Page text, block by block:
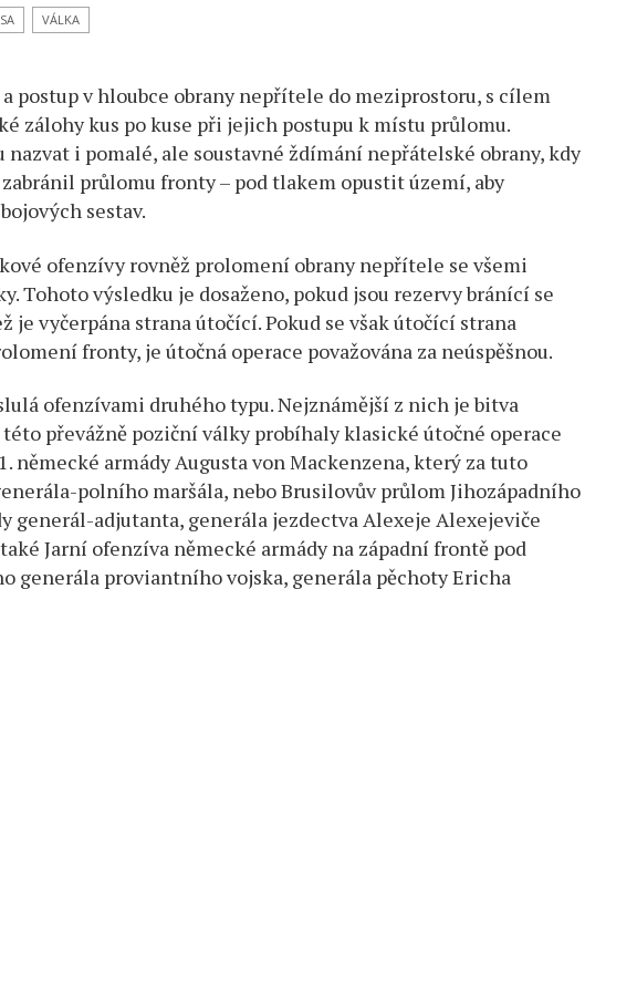
VÁLKA
postup v hloubce obrany nepřítele do meziprostoru, s cílem
zálohy kus po kuse při jejich postupu k místu průlomu.
nazvat i pomalé, ale soustavné ždímání nepřátelské obrany, kdy
průlomu fronty – pod tlakem opustit území, aby
sestav.
ofenzívy rovněž prolomení obrany nepřítele se všemi
Tohoto výsledku je dosaženo, pokud jsou rezervy bránící se
je vyčerpána strana útočící. Pokud se však útočící strana
fronty, je útočná operace považována za neúspěšnou.
ofenzívami druhého typu. Nejznámější z nich je bitva
této převážně poziční války probíhaly klasické útočné operace
německé armády Augusta von Mackenzena, který za tuto
polního maršála, nebo Brusilovův průlom Jihozápadního
generál-adjutanta, generála jezdectva Alexeje Alexejeviče
Jarní ofenzíva německé armády na západní frontě pod
generála proviantního vojska, generála pěchoty Ericha